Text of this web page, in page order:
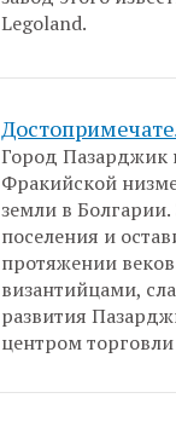
Legoland.
Город Пазарджик
Фракийской
земли в
поселения и
протяжении
византийцами,
развития
центром